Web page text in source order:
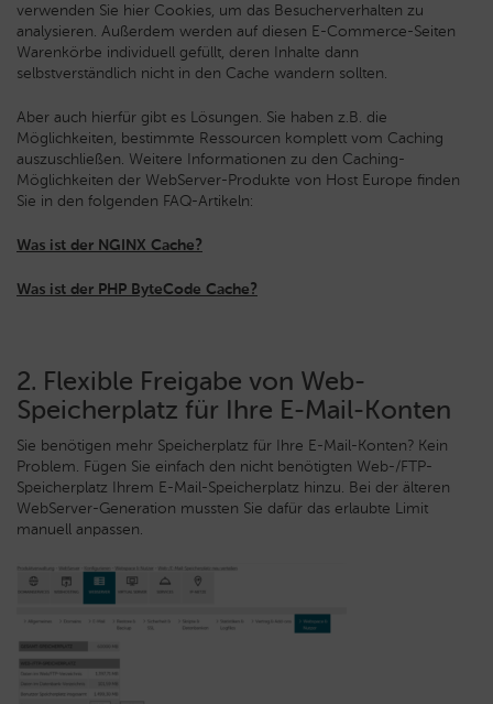
verwenden Sie hier Cookies, um das Besucherverhalten zu
analysieren. Außerdem werden auf diesen E-Commerce-Seiten
Warenkörbe individuell gefüllt, deren Inhalte dann
selbstverständlich nicht in den Cache wandern sollten.
Aber auch hierfür gibt es Lösungen. Sie haben z.B. die
Möglichkeiten, bestimmte Ressourcen komplett vom Caching
auszuschließen. Weitere Informationen zu den Caching-
Möglichkeiten der WebServer-Produkte von Host Europe finden
Sie in den folgenden FAQ-Artikeln:
Was ist der NGINX Cache?
Was ist der PHP ByteCode Cache?
2. Flexible Freigabe von Web-
Speicherplatz für Ihre E-Mail-Konten
Sie benötigen mehr Speicherplatz für Ihre E-Mail-Konten? Kein
Problem. Fügen Sie einfach den nicht benötigten Web-/FTP-
Speicherplatz Ihrem E-Mail-Speicherplatz hinzu. Bei der älteren
WebServer-Generation mussten Sie dafür das erlaubte Limit
manuell anpassen.